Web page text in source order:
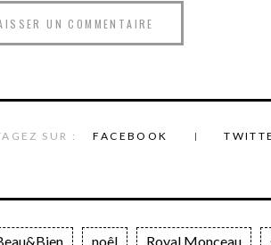
SUR : FACEBOOK
noêl Royal Monceau